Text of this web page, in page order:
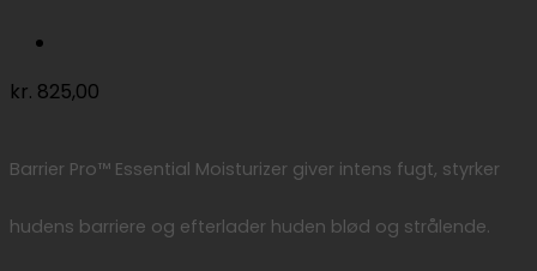
kr. 825,00
Barrier Pro™ Essential Moisturizer giver intens fugt, styrker
hudens barriere og efterlader huden blød og strålende.